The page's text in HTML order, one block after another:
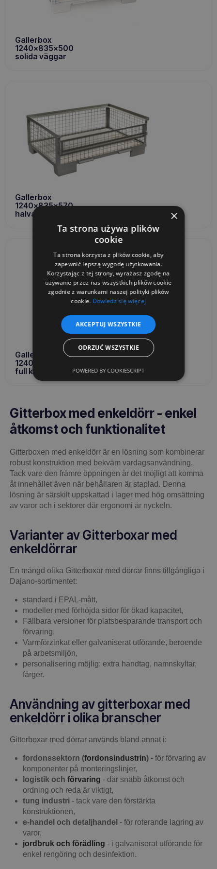
Gallerbox
1240x835x500
solida väggar
Gallerbox
1240x835x570
halva klaffen
Gallerbox
1240x835x570
full klaff
Gitterbox med enkeldörr - enkel
åtkomst och funktionalitet
Gitterboxen med enkeldörr är en lösning som kombinerar
robust konstruktion med bekväm vardagsanvändning.
Tack vare den främre öppningen är det möjligt att komma
åt innehållet även när behållaren är staplad. Denna
lösning är särskilt uppskattad i lager med hög omsättning
av varor och i sektorer där ergonomi är nyckeln.
Varianter av Gitterboxar med
enkeldörrar
En mängd olika Gitterboxar med dörrar finns tillgängliga i
Dajano-sortimentet:
standard i EPAL-mått,
modeller med förhöjda sidor för ökad kapacitet,
Fällbara versioner för platsbesparande transport och
förvaring,
Varmförzinkat eller galvaniserat utförande, beroende
på arbetsmiljön,
personalisering möjlig: extra handtag, namnskyltar,
färger.
Användning av gitterboxar med
enkeldörr i olika branscher
Gitterboxar med dörrar används bland annat i:
fordonssektorn (fordonsindustrin) - för förvaring av
komponenter på monteringslinjer,
logistik ochförvaring - där snabb åtkomst och
ordning och reda är viktigt,
tung industri - tack vare den förstärkta
konstruktionen,
e-handel och detaljhandel - för roterande lagring av
varor,
jordbruk och förädling - i galvaniserat utförande för
enkel rengöring och desinfektion.
×
Ta strona używa plików
cookie
Ta strona korzysta z plików cookie, aby
zapewnić lepszą wygodę użytkowania.
Korzystając z tej strony, wyrażasz zgodę na
używanie przez nas wszystkich plików cookie
zgodnie z warunkami naszej polityki plików
cookie. Dowiedz się więcej
AKCEPTUJ WSZYSTKIE
ODRZUĆ WSZYSTKIE
POWERED BY COOKIESCRIPT